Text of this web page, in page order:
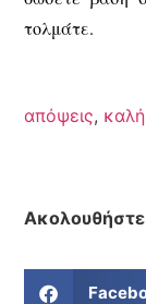
τολμάτε.
απόψεις,